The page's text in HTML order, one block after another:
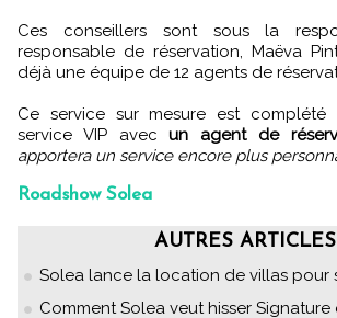
Ces conseillers sont sous la
responsable de réservation, Maëva
déjà une équipe de 12 agents de
Ce service sur mesure est
service VIP avecun agent de
apportera un service encore plus
Roadshow Solea
AUTRES ARTICLES
Solea lance la location de villas pour
Comment Solea veut hisser Signature